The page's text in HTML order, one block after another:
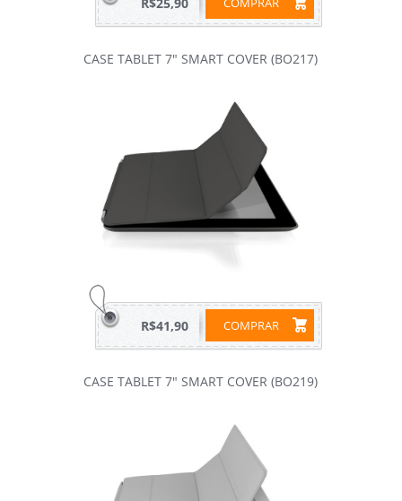
CASE TABLET 7" SMART COVER (BO217)
COMPRAR
R$41,90
CASE TABLET 7" SMART COVER (BO219)